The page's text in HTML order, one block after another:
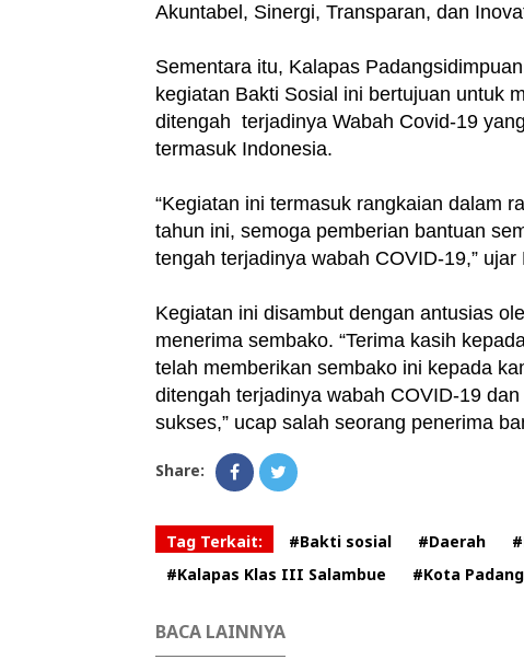
Akuntabel, Sinergi, Transparan, dan
Sementara itu, Kalapas
kegiatan Bakti Sosial ini bertujuan untuk
ditengah terjadinya Wabah Covid-19
termasuk Indonesia.
“Kegiatan ini termasuk rangkaian dalam
tahun ini, semoga pemberian bantuan
tengah terjadinya wabah COVID-19,”
Kegiatan ini disambut dengan antusias
menerima sembako. “Terima kasih
telah memberikan sembako ini kepada
ditengah terjadinya wabah COVID-19
sukses,” ucap salah seorang penerima
Share:
Tag Terkait: #Bakti sosial #Daerah
#Kalapas Klas III Salambue
#Kota
BACA LAINNYA